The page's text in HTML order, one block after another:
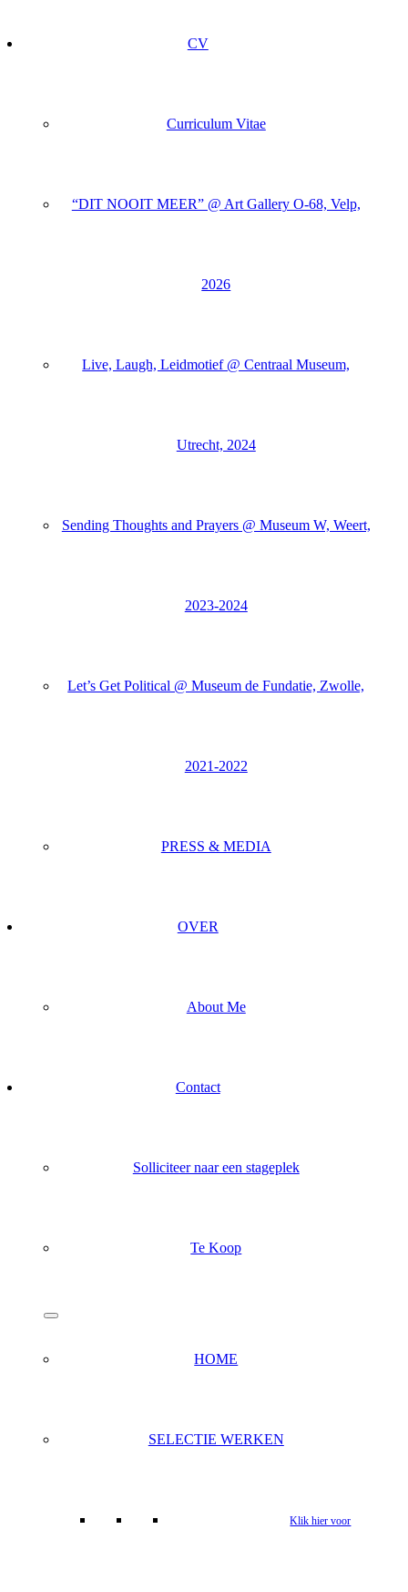
CV
Curriculum Vitae
“DIT NOOIT MEER” @ Art Gallery O-68, Velp,
2026
Live, Laugh, Leidmotief @ Centraal Museum,
Utrecht, 2024
Sending Thoughts and Prayers @ Museum W, Weert,
2023-2024
Let’s Get Political @ Museum de Fundatie, Zwolle,
2021-2022
PRESS & MEDIA
OVER
About Me
Contact
Solliciteer naar een stageplek
Te Koop
HOME
SELECTIE WERKEN
Klik hier voor